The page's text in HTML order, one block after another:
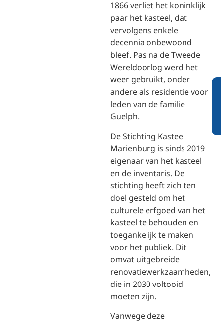
1866 verliet het koninklijk
paar het kasteel, dat
vervolgens enkele
decennia onbewoond
bleef. Pas na de Tweede
Wereldoorlog werd het
weer gebruikt, onder
andere als residentie voor
leden van de familie
Guelph.
De Stichting Kasteel
Marienburg is sinds 2019
eigenaar van het kasteel
en de inventaris. De
stichting heeft zich ten
doel gesteld om het
culturele erfgoed van het
kasteel te behouden en
toegankelijk te maken
voor het publiek. Dit
omvat uitgebreide
renovatiewerkzaamheden,
die in 2030 voltooid
moeten zijn.
Vanwege deze